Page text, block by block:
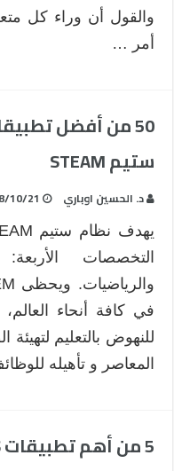
والقول أن وراء كل
أمر …
50 من أفضل
ستيم STEAM
د. الحسين اوباري 10/21
التخصصات الأربعة:
في كافة أنحاء
للنهوض بالتعليم
المعاصر و تأهيله
5 من أهم تطبيقات iOS خاصة بالرياضيات